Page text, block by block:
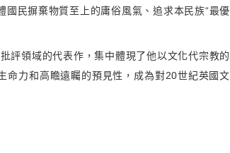
民摒棄物質至上的庸俗風氣、追求本民族“最優
評領域的代表作，集中體現了他以文化代宗教的
命力和高瞻遠矚的預見性，成為對20世紀英國文